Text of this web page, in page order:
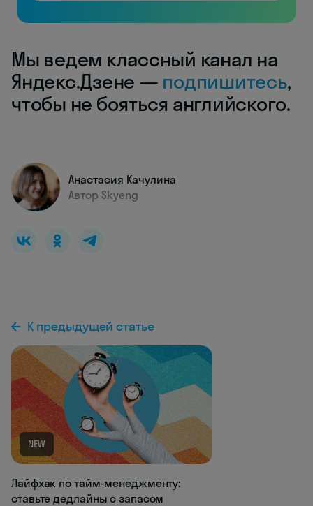
Мы ведем классный канал на
Яндекс.Дзене — подпишитесь,
чтобы не бояться английского.
Анастасия Качулина
Автор Skyeng
К предыдущей статье
NEW
Лайфхак по тайм-менеджменту:
ставьте дедлайны с запасом